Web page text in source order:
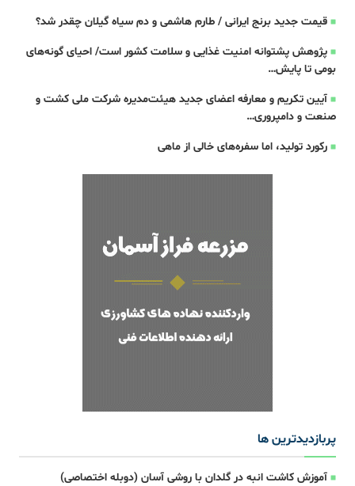
قیمت جدید برنج ایرانی / طارم هاشمی و دم سیاه گیلان چقدر شد؟
پژوهش پشتوانه امنیت غذایی و سلامت کشور است/ احیای گونه‌های
بومی تا پایش…
آیین تکریم و معارفه اعضای جدید هیئت‌مدیره شرکت ملی کشت و
صنعت و دامپروری…
رکورد تولید، اما سفره‌های خالی از ماهی
پربازدیدترین ها
آموزش کاشت انبه در گلدان با روشی آسان (دوبله اختصاصی)